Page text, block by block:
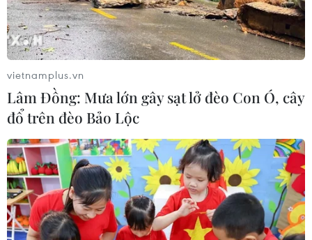
EU tuyên bố vượt qua “phép thử” an
ninh biên giới sau khủng hoảng
Ceuta
05/08/2026 00:37
Nga và Ukraine tiếp tục tấn
công qua lại, thương vong không
ngừng gia tăng
04/08/2026 15:54
Pháp ghi nhận tháng 7 nóng nhất
trong lịch sử
vietnamplus.vn
Lâm Đồng: Mưa lớn gây sạt lở đèo Con Ó, cây
đổ trên đèo Bảo Lộc